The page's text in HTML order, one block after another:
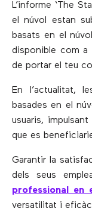
L’informe ‘The
el núvol estan
basats en el
disponible com a
de portar el teu
En l’actualitat,
basades en el
usuaris,
que es
Garantir la
dels seus
professional en
versatilitat i